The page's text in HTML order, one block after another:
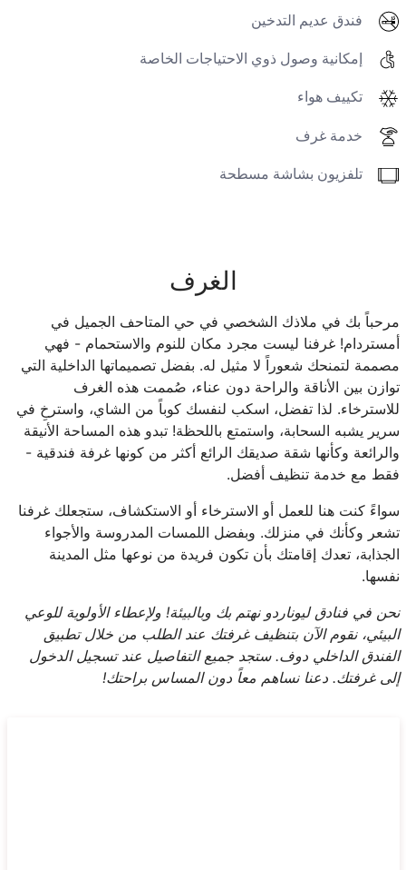
فندق عديم التدخين
إمكانية وصول ذوي الاحتياجات الخاصة
تكييف هواء
خدمة غرف
تلفزيون بشاشة مسطحة
الغرف
مرحباً بك في ملاذك الشخصي في حي المتاحف الجميل في
أمستردام! غرفنا ليست مجرد مكان للنوم والاستحمام - فهي
مصممة لتمنحك شعوراً لا مثيل له. بفضل تصميماتها الداخلية التي
توازن بين الأناقة والراحة دون عناء، صُممت هذه الغرف
للاسترخاء. لذا تفضل، اسكب لنفسك كوباً من الشاي، واسترخِ في
سرير يشبه السحابة، واستمتع باللحظة! تبدو هذه المساحة الأنيقة
والرائعة وكأنها شقة صديقك الرائع أكثر من كونها غرفة فندقية -
فقط مع خدمة تنظيف أفضل.
سواءً كنت هنا للعمل أو الاسترخاء أو الاستكشاف، ستجعلك غرفنا
تشعر وكأنك في منزلك. وبفضل اللمسات المدروسة والأجواء
الجذابة، تعدك إقامتك بأن تكون فريدة من نوعها مثل المدينة
نفسها.
نحن في فنادق ليوناردو نهتم بك وبالبيئة! ولإعطاء الأولوية للوعي
البيئي، نقوم الآن بتنظيف غرفتك عند الطلب من خلال تطبيق
الفندق الداخلي دوف. ستجد جميع التفاصيل عند تسجيل الدخول
إلى غرفتك. دعنا نساهم معاً دون المساس براحتك!